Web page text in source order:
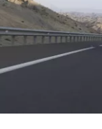
QUEM SOMOS
Concessionárias
ÔNIBUS
FINANCIAMENTO